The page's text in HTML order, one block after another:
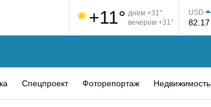
+11° днем +31°
вечером +31°
USD
82.17
Спецпроект Фоторепортаж Недвижимость